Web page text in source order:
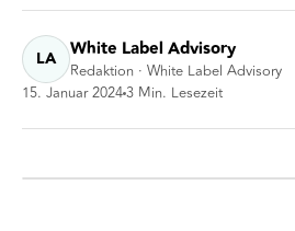
LA White Label Advisory
Redaktion · White Label Advisory
15. Januar 20243 Min. Lesezeit